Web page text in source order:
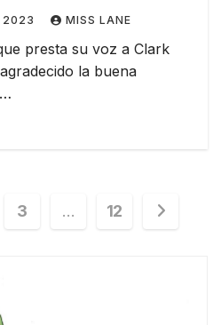
2023 MISS LANE
presta su voz a Clark
la buena
3 … 12